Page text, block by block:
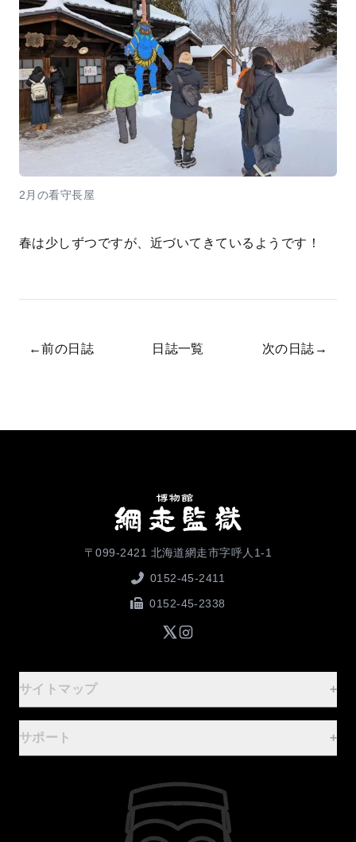
2月の看守長屋
春は少しずつですが、近づいてきているようです！
←前の日誌 日誌一覧 次の日誌 →
〒099-2421 北海道網走市字呼人1-1
0152-45-2411
0152-45-2338
サイトマップ +
ご案内
サポート +
お問合せフォーム